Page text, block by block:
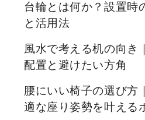
台輪とは何か？設置時
と活用法
風水で考える机の向き
配置と避けたい方角
腰にいい椅子の選び方
適な座り姿勢を叶える